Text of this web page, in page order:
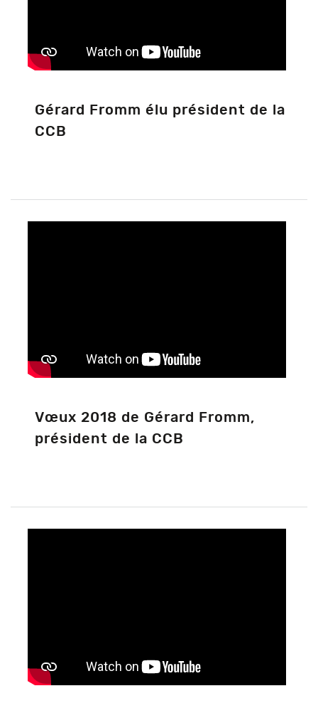
Gérard Fromm élu président de la
CCB
Vœux 2018 de Gérard Fromm,
président de la CCB